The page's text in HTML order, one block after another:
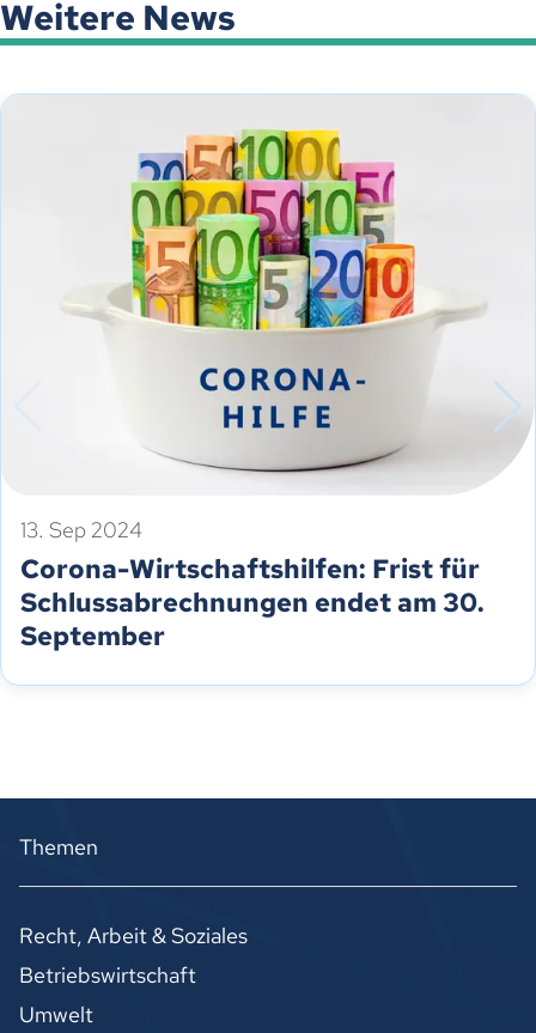
Weitere News
13. Sep 2024
Corona-Wirtschaftshilfen: Frist für
Schlussabrechnungen endet am 30.
September
Themen
Recht, Arbeit & Soziales
Betriebswirtschaft
Umwelt